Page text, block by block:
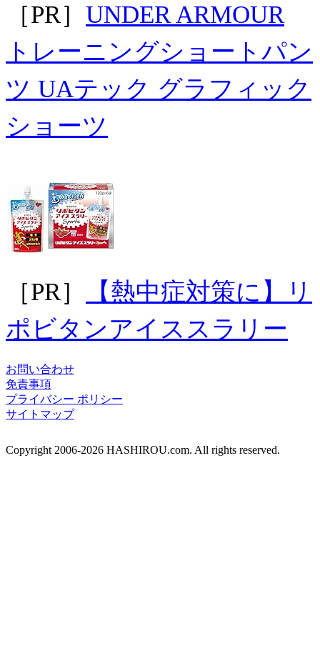
［PR］ UNDER ARMOUR
トレーニングショートパン
ツ UAテック グラフィック
ショーツ
［PR］
【熱中症対策に】リ
ポビタンアイススラリー
お問い合わせ
免責事項
プライバシー ポリシー
サイトマップ
Copyright 2006-2026 HASHIROU.com. All rights reserved.